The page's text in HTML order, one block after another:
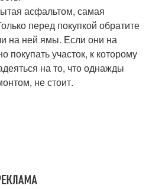
асфальтом, самая
перед покупкой обратите
на ней ямы. Если они на
покупать участок, к которому
на то, что однажды
не стоит.